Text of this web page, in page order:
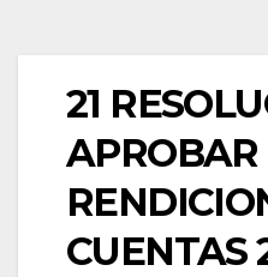
21
APROBAR
CUENTAS